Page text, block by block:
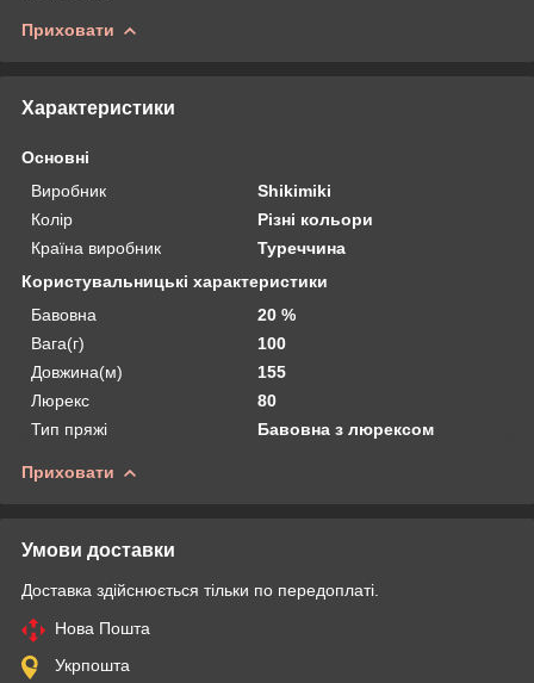
Приховати
Характеристики
Основні
Виробник
Shikimiki
Колір
Різні кольори
Країна виробник
Туреччина
Користувальницькі характеристики
Бавовна
20 %
Вага(г)
100
Довжина(м)
155
Люрекс
80
Тип пряжі
Бавовна з люрексом
Приховати
Умови доставки
Доставка здійснюється тільки по передоплаті.
Нова Пошта
Укрпошта